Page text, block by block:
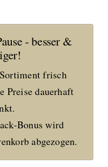
- besser &
frisch
Preise dauerhaft
Bonus wird
abgezogen.